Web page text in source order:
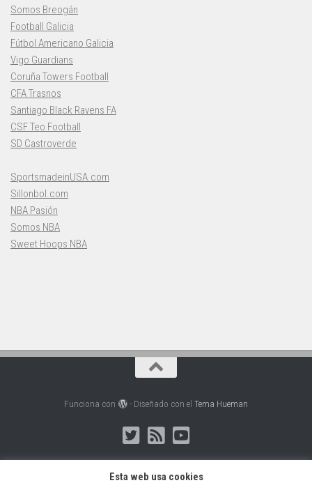
Somos Breogán
Football Galicia
Fútbol Americano Galicia
Vigo Guardians
Coruña Towers Football
CFA Trasnos
Santiago Black Ravens FA
CSF Teo Football
SD Castroverde
SportsmadeinUSA.com
Sillonbol.com
NBA Pasión
Somos NBA
Sweet Hoops NBA
Funciona con - Diseñado con el Tema Hueman
Esta web usa cookies